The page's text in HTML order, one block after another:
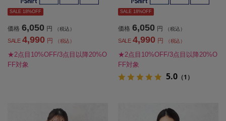
SALE 18%OFF
価格 6,050 円 （税込）
SALE 4,990 円 （税込）
★2点目10%OFF/3点目以降20%O
FF対象
SALE 18%OFF
価格 6,050 円 （税込）
SALE 4,990 円 （税込）
★2点目10%OFF/3点目以降20%O
FF対象
5.0 （1）